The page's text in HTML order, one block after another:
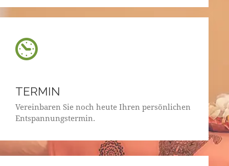
TERMIN
Vereinbaren Sie noch heute Ihren persönlichen
Entspannungstermin.